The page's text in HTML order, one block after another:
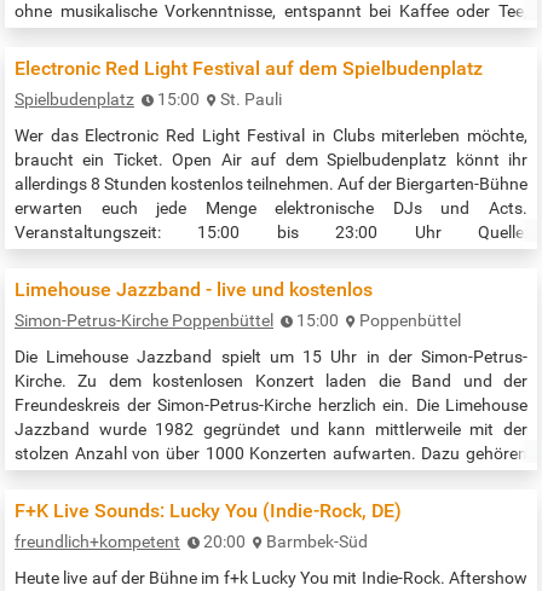
ohne musikalische Vorkenntnisse, entspannt bei Kaffee oder Tee,
Spieltechniken und Fingerübungen > Inspiration zum…
Electronic Red Light Festival auf dem Spielbudenplatz
Spielbudenplatz 15:00
St. Pauli
Wer das Electronic Red Light Festival in Clubs miterleben möchte,
braucht ein Ticket. Open Air auf dem Spielbudenplatz könnt ihr
allerdings 8 Stunden kostenlos teilnehmen. Auf der Biergarten-Bühne
erwarten euch jede Menge elektronische DJs und Acts.
Veranstaltungszeit: 15:00 bis 23:00 Uhr Quelle:
festival
Limehouse Jazzband - live und kostenlos
Simon-Petrus-Kirche Poppenbüttel 15:00
Poppenbüttel
Die Limehouse Jazzband spielt um 15 Uhr in der Simon-Petrus-
Kirche. Zu dem kostenlosen Konzert laden die Band und der
Freundeskreis der Simon-Petrus-Kirche herzlich ein. Die Limehouse
Jazzband wurde 1982 gegründet und kann mittlerweile mit der
stolzen Anzahl von über 1000 Konzerten aufwarten. Dazu gehören
Auslandstourneen, ein Fernsehauftritt im NDR und das Spielen auf
F+K Live Sounds: Lucky You (Indie-Rock, DE)
freundlich+kompetent 20:00
Barmbek-Süd
Heute live auf der Bühne im f+k Lucky You mit Indie-Rock. Aftershow